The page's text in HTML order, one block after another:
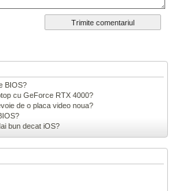
BIOS?
cu GeForce RTX 4000?
de o placa video noua?
bun decat iOS?